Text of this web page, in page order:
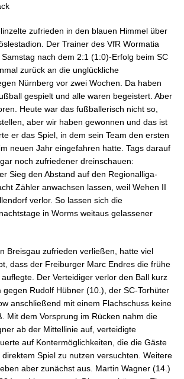
zufrieden in den blauen Himmel über
Der Trainer des VfR Wormatia
nach dem 2:1 (1:0)-Erfolg beim SC
zurück an die unglückliche
Nürnberg vor zwei Wochen. Da haben
gespielt und alle waren begeistert. Aber
Heute war das fußballerisch nicht so,
aber wir haben gewonnen und das ist
er das Spiel, in dem sein Team den ersten
neuen Jahr eingefahren hatte. Tags darauf
noch zufriedener dreinschauen:
Sieg den Abstand auf den Regionalliga-
Zähler anwachsen lassen, weil Wehen II
verlor. So lassen sich die
in Worms weitaus gelassener
Breisgau zufrieden verließen, hatte viel
dass der Freiburger Marc Endres die frühe
Der Verteidiger verlor den Ball kurz
gegen Rudolf Hübner (10.), der SC-Torhüter
anschließend mit einem Flachschuss keine
Mit dem Vorsprung im Rücken nahm die
ab der Mittellinie auf, verteidigte
auf Kontermöglichkeiten, die die Gäste
Spiel zu nutzen versuchten. Weitere
aber zunächst aus. Martin Wagner (14.)